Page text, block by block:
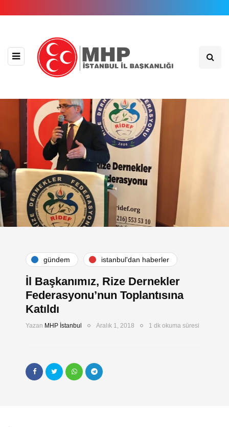
gündem i̇stanbul'dan haberler
İl Başkanımız, Rize Dernekler
Federasyonu’nun Toplantısına
Katıldı
Yazan MHP İstanbul Aralık 1, 2018 1 dk okuma süresi